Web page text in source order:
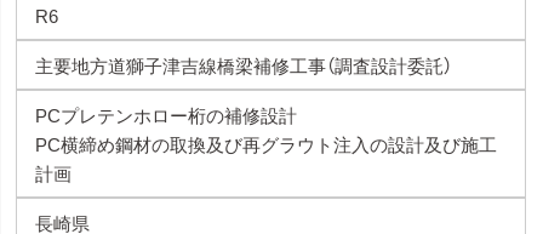
R6
主要地方道獅子津吉線橋梁補修工事（調査設計委託）
PCプレテンホロー桁の補修設計
PC横締め鋼材の取換及び再グラウト注入の設計及び施工
計画
長崎県